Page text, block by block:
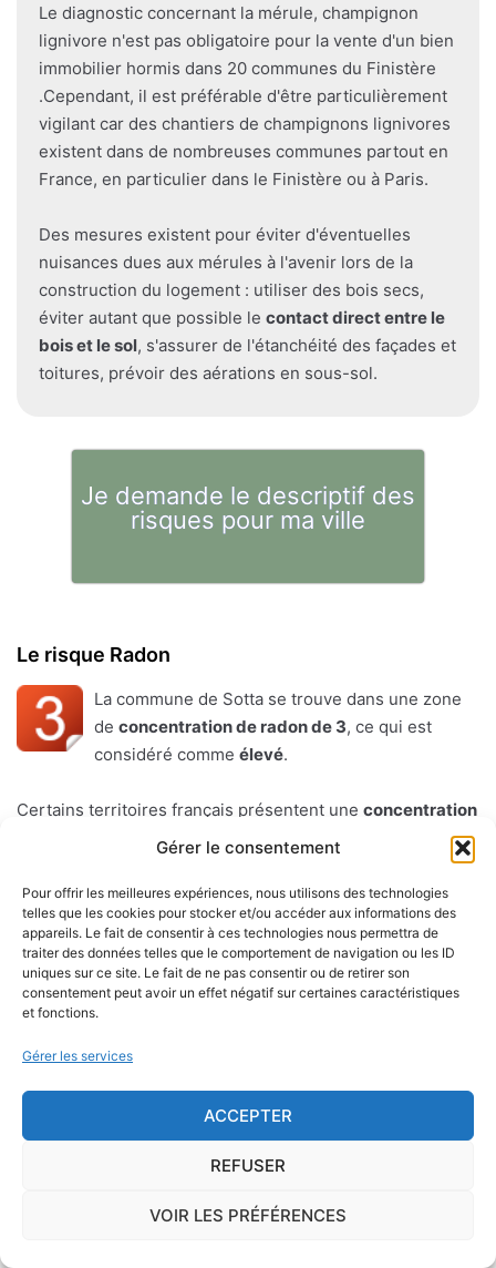
Gérer le consentement
Pour offrir les meilleures expériences, nous utilisons des technologies
telles que les cookies pour stocker et/ou accéder aux informations des
appareils. Le fait de consentir à ces technologies nous permettra de
traiter des données telles que le comportement de navigation ou les ID
uniques sur ce site. Le fait de ne pas consentir ou de retirer son
consentement peut avoir un effet négatif sur certaines caractéristiques
et fonctions.
Gérer les services
ACCEPTER
REFUSER
VOIR LES PRÉFÉRENCES
Le diagnostic concernant la mérule, champignon
lignivore n'est pas obligatoire pour la vente d'un bien
immobilier hormis dans 20 communes du Finistère
.Cependant, il est préférable d'être particulièrement
vigilant car des chantiers de champignons lignivores
existent dans de nombreuses communes partout en
France, en particulier dans le Finistère ou à Paris.
Des mesures existent pour éviter d'éventuelles
nuisances dues aux mérules à l'avenir lors de la
construction du logement : utiliser des bois secs,
éviter autant que possible le contact direct entre le
bois et le sol, s'assurer de l'étanchéité des façades et
toitures, prévoir des aérations en sous-sol.
Je demande le descriptif des
risques pour ma ville
Le risque Radon
La commune de Sotta se trouve dans une zone
de concentration de radon de 3, ce qui est
considéré comme élevé.
Certains territoires français présentent une concentration
importante de radon
, gaz radioactif issu de la
désintégration du radium et de l'uranium, deux éléments
présents dans le sol et les roches. L'ISRN (Institut de
Radioprotection et de Sûreté Nucléaire), à la demande de
l'Autorité de Sûreté Nucléaire, a cartographié le territoire
français en délimitant trois types de communes de
potentiel 1, 2 ou 3.
Sur le long terme, ce gaz peut favoriser l'apparition du
cancer du poumon.
Présent essentiellement dans les sols mais également, en
concentration moindre, dans les matériaux de construction
d'une habitation par le passage des canalisations, les vides